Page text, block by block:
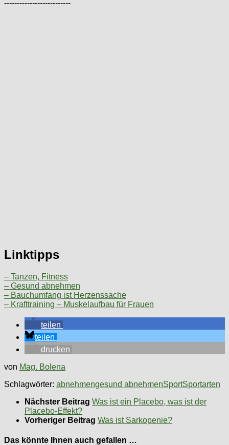
--------------------------
Linktipps
– Tanzen, Fitness
– Gesund abnehmen
– Bauchumfang ist Herzenssache
– Krafttraining – Muskelaufbau für Frauen
teilen
teilen
drucken
von Mag. Bolena
Schlagwörter: abnehmengesund abnehmenSportSportarten
Nächster Beitrag Was ist ein Placebo, was ist der
Placebo-Effekt?
Vorheriger Beitrag Was ist Sarkopenie?
Das könnte Ihnen auch gefallen …